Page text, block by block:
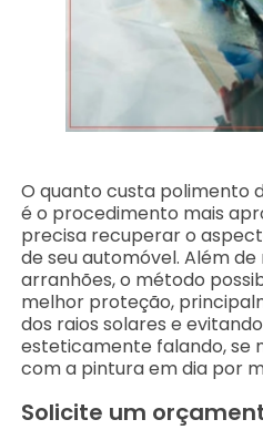
O quanto custa polimento
é o procedimento mais
precisa recuperar o
de seu automóvel. Além
arranhões, o método
melhor proteção,
dos raios solares e
esteticamente falando, se
com a pintura em dia por
Solicite um